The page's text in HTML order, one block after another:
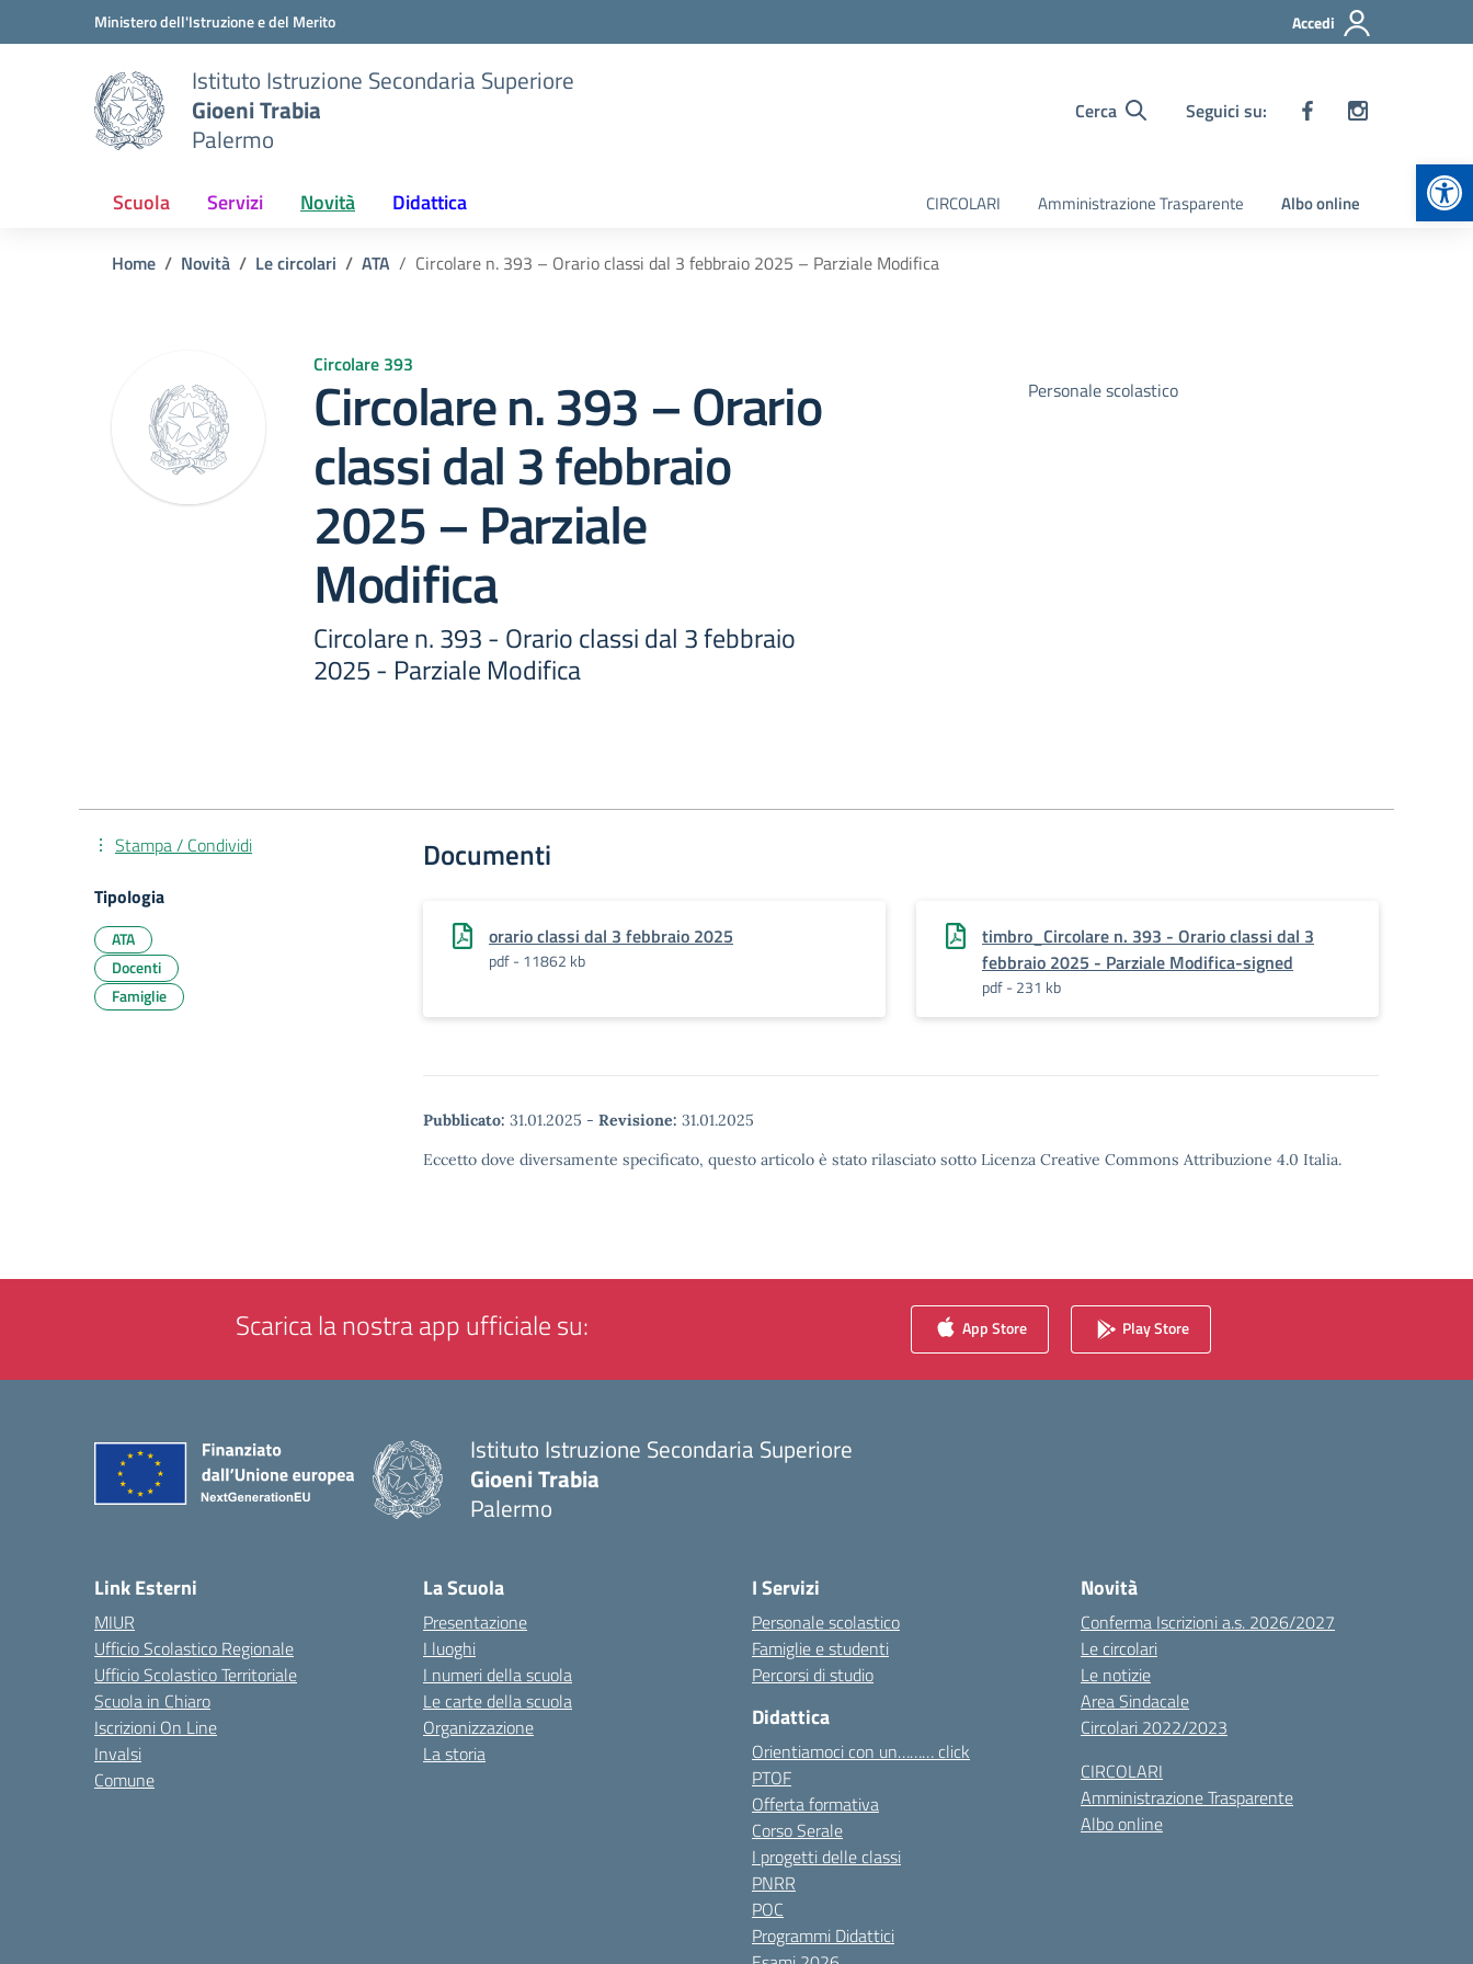
Vai ai contenuti
Vai al menu di navigazioneMinistero dell'Istruzione e del Merito Accedi
Istituto Istruzione Secondaria Superiore
Gioeni Trabia
Palermo
Cerca Seguici su:
Scuola Servizi Novità Didattica CIRCOLARI Amministrazione Trasparente Albo online
Home Novità Le circolari ATA Circolare n. 393 – Orario classi dal 3 febbraio 2025 – Parziale Modifica
Circolare 393
Circolare n. 393 – Orario
classi dal 3 febbraio
2025 – Parziale
Modifica
Circolare n. 393 - Orario classi dal 3 febbraio
2025 - Parziale Modifica
Personale scolastico
Documenti
orario classi dal 3 febbraio 2025
pdf - 11862 kb
timbro_Circolare n. 393 - Orario classi dal 3
febbraio 2025 - Parziale Modifica-signed
pdf - 231 kb
Pubblicato: 31.01.2025 - Revisione: 31.01.2025
Eccetto dove diversamente specificato, questo articolo è stato rilasciato sotto Licenza Creative Commons Attribuzione 4.0 Italia.
Stampa / Condividi
Tipologia
ATA
Docenti
Famiglie
Scarica la nostra app ufficiale su: App Store Play Store
Istituto Istruzione Secondaria Superiore
Gioeni Trabia
Palermo
Link Esterni
MIUR
Ufficio Scolastico Regionale
Ufficio Scolastico Territoriale
Scuola in Chiaro
Iscrizioni On Line
Invalsi
Comune
La Scuola
Presentazione
I luoghi
I numeri della scuola
Le carte della scuola
Organizzazione
La storia
I Servizi
Personale scolastico
Famiglie e studenti
Percorsi di studio
Didattica
Orientiamoci con un……… click
PTOF
Offerta formativa
Corso Serale
I progetti delle classi
PNRR
POC
Programmi Didattici
Novità
Conferma Iscrizioni a.s. 2026/2027
Le circolari
Le notizie
Area Sindacale
Circolari 2022/2023
CIRCOLARI
Amministrazione Trasparente
Albo online